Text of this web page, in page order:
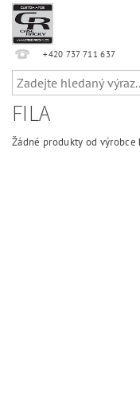
+420 737 711 637
FILA
Žádné produkty od výrobce